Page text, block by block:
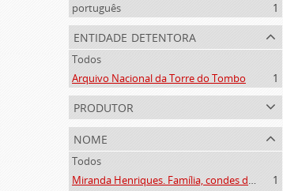
português
1
entidade detentora
Todos
Arquivo Nacional da Torre do Tombo
1
produtor
nome
Todos
Miranda Henriques. Família, condes de Sandomil ([c. 1745]-1815)
1